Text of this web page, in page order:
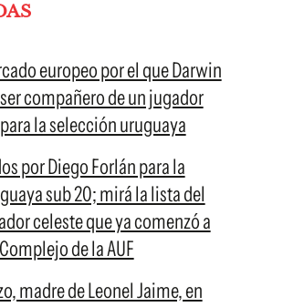
europeo por el que Darwin
compañero de un jugador
la selección uruguaya
por Diego Forlán para la
sub 20; mirá la lista del
celeste que ya comenzó a
de la AUF
madre de Leonel Jaime, en